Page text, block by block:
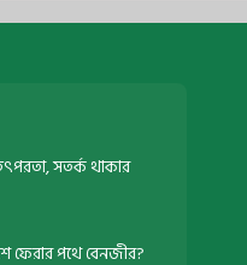
সতর্ক থাকার
ফেরার পথে বেনজীর?